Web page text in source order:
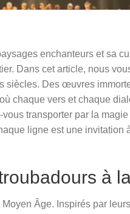
enchanteurs et sa
Dans cet article, nous
siècles. Des œuvres
chaque vers et chaque
transporter par la
ligne est une
à
Âge. Inspirés par